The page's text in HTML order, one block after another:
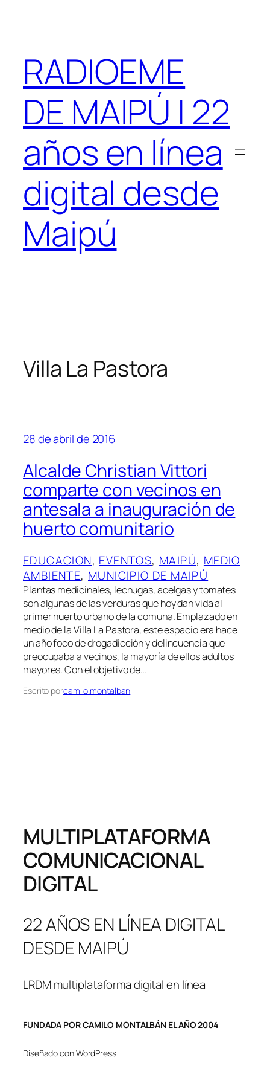
RADIOEME
DE MAIPÚ | 22
años en línea
digital desde
Maipú
Villa La Pastora
28 de abril de 2016
Alcalde Christian Vittori
comparte con vecinos en
antesala a inauguración de
huerto comunitario
EDUCACION, EVENTOS, MAIPÚ, MEDIO
AMBIENTE, MUNICIPIO DE MAIPÚ
Plantas medicinales, lechugas, acelgas y tomates
son algunas de las verduras que hoy dan vida al
primer huerto urbano de la comuna. Emplazado en
medio de la Villa La Pastora, este espacio era hace
un año foco de drogadicción y delincuencia que
preocupaba a vecinos, la mayoría de ellos adultos
mayores. Con el objetivo de…
Escrito porcamilo.montalban
MULTIPLATAFORMA
COMUNICACIONAL
DIGITAL
22 AÑOS EN LÍNEA DIGITAL
DESDE MAIPÚ
LRDM multiplataforma digital en línea
FUNDADA POR CAMILO MONTALBÁN EL AÑO 2004
Diseñado con WordPress